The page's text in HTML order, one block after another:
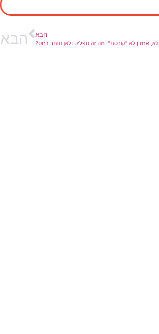
הבא
לא, אמזון לא "קורסת": מה זה ספליט ולאן חותר בזוס? הבא